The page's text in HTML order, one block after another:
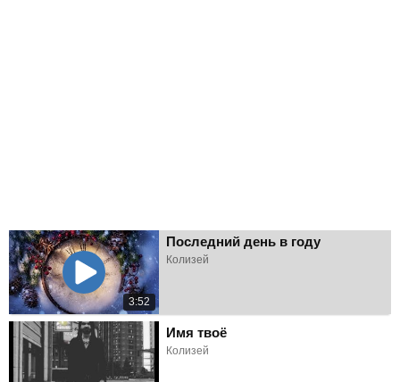
3:52
Последний день в году
Колизей
Имя твоё
Колизей